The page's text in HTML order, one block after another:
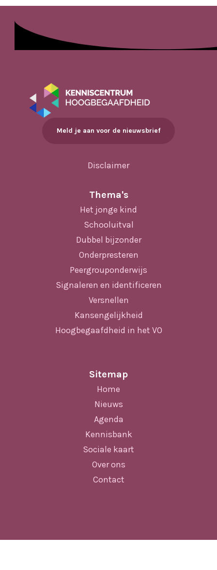
Meld je aan voor de nieuwsbrief
Disclaimer
Thema's
Het jonge kind
Schooluitval
Dubbel bijzonder
Onderpresteren
Peergrouponderwijs
Signaleren en identificeren
Versnellen
Kansengelijkheid
Hoogbegaafdheid in het VO
Sitemap
Home
Nieuws
Agenda
Kennisbank
Sociale kaart
Over ons
Contact